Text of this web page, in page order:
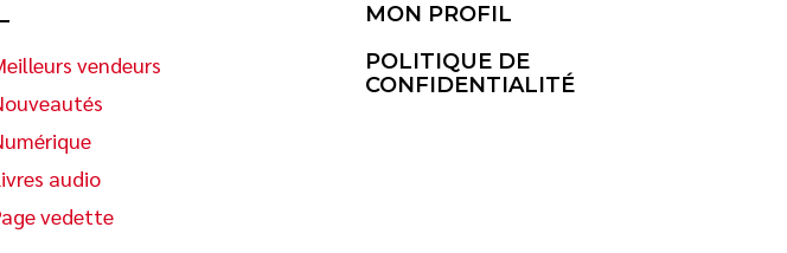
vendeurs
audio
vedette
MON PROFIL
POLITIQUE DE
CONFIDENTIALITÉ